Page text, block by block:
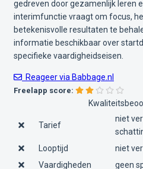
gedreven door gezamenlijk leren
interimfunctie vraagt om focus,
betekenisvolle resultaten te
informatie beschikbaar over
specifieke vaardigheidseisen.
Reageer via Babbage.nl
Freelapp score:
Tarief
niet
Looptijd
niet
Vaardigheden
geen